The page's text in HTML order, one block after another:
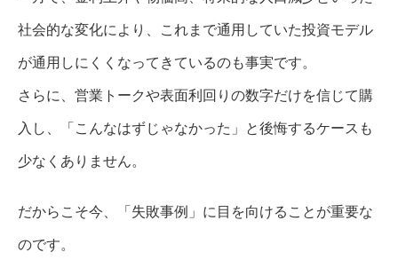
社会的な変化により、これまで通用していた投資モデル
が通用しにくくなってきているのも事実です。
さらに、営業トークや表面利回りの数字だけを信じて購
入し、「こんなはずじゃなかった」と後悔するケースも
少なくありません。
だからこそ今、「失敗事例」に目を向けることが重要な
のです。